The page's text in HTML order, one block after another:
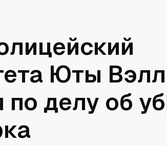
Юты
по делу об